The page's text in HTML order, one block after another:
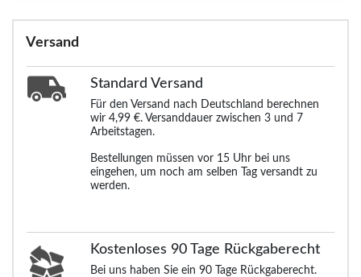
Versand
Standard Versand
Für den Versand nach Deutschland berechnen
wir 4,99 €. Versanddauer zwischen 3 und 7
Arbeitstagen.
Bestellungen müssen vor 15 Uhr bei uns
eingehen, um noch am selben Tag versandt zu
werden.
Kostenloses 90 Tage Rückgaberecht
Bei uns haben Sie ein 90 Tage Rückgaberecht.